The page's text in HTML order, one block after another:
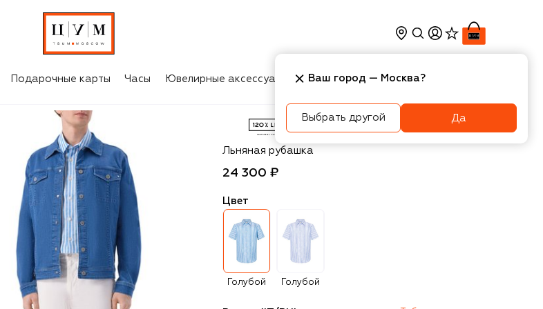
Подарочные карты Часы Ювелирные аксессуары Косметика Интерьер
120% Lino
Льняная рубашка
24 300 ₽
Цвет
Голубой Голубой
Ваш город — Москва?
Выбрать другой Да